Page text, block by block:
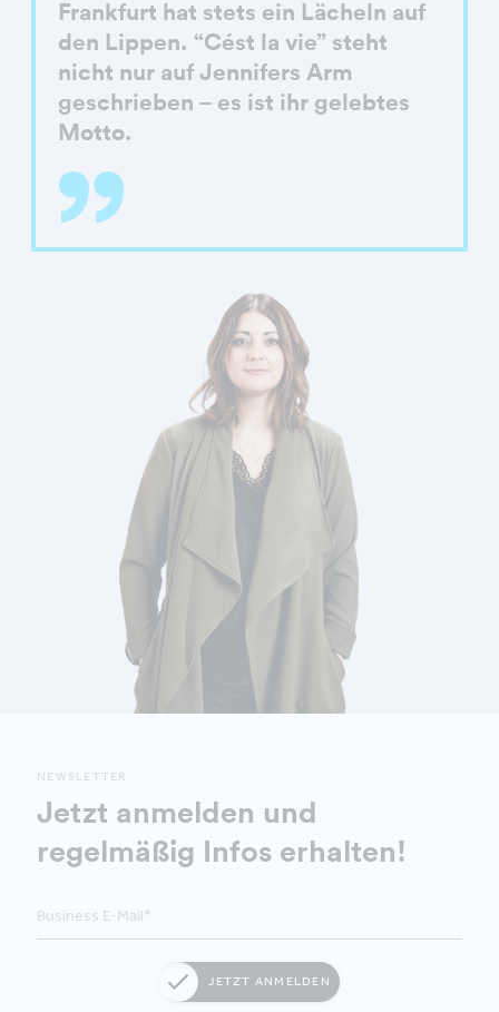
Frankfurt hat stets ein Lächeln auf
den Lippen. “Cést la vie” steht
nicht nur auf Jennifers Arm
geschrieben – es ist ihr gelebtes
Motto.
NEWSLETTER
Jetzt anmelden und
regelmäßig Infos erhalten!
JETZT ANMELDEN